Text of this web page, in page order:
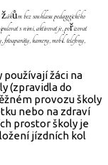
bez souhlasu pedagogického
s nimi, aktivovat je, pořizovat
kamery, mobil. telefony,
používají žáci na
(zpravidla do
provozu školy
nebo na zdraví
prostor školy je
jízdních kol